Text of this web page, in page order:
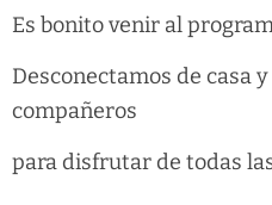
Es bonito venir al
Desconectamos de casa
compañeros
para disfrutar de todas